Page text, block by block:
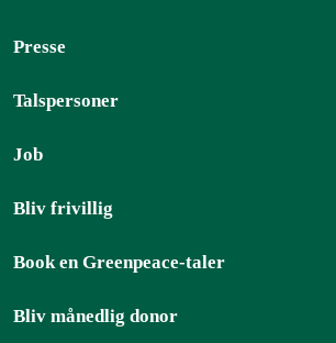
Presse
Talspersoner
Job
Bliv frivillig
Book en Greenpeace-taler
Bliv månedlig donor